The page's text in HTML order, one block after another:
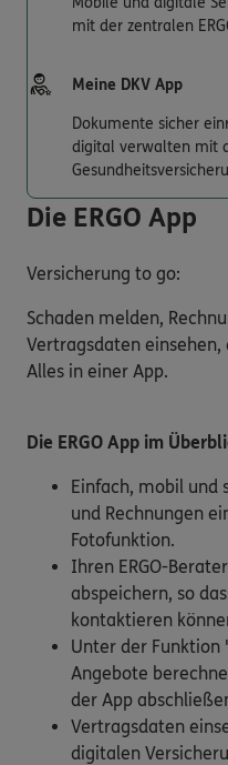
mit der zentralen
Meine DKV App
Dokumente sicher
digital verwalten mit
Die ERGO App
Versicherung to go:
Schaden melden,
Vertragsdaten
Alles in einer App.
Die ERGO App im
Einfach, mobil und
und Rechnungen
Fotofunktion.
Ihren ERGO-
abspeichern, so
kontaktieren
Unter der Funktion
Angebote
der App
Vertragsdaten
digitalen